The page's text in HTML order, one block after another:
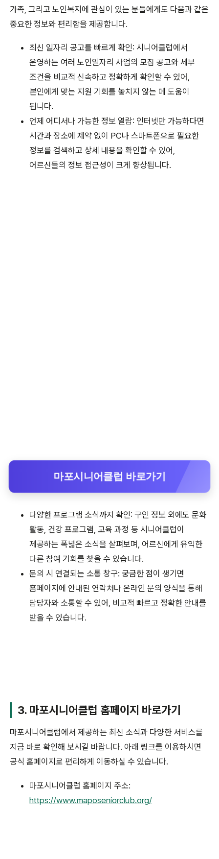
가족, 그리고 노인복지에 관심이 있는 분들에게도 다음과 같은
중요한 정보와 편리함을 제공합니다.
최신 일자리 공고를 빠르게 확인: 시니어클럽에서
운영하는 여러 노인일자리 사업의 모집 공고와 세부
조건을 비교적 신속하고 정확하게 확인할 수 있어,
본인에게 맞는 지원 기회를 놓치지 않는 데 도움이
됩니다.
언제 어디서나 가능한 정보 열람: 인터넷만 가능하다면
시간과 장소에 제약 없이 PC나 스마트폰으로 필요한
정보를 검색하고 상세 내용을 확인할 수 있어,
어르신들의 정보 접근성이 크게 향상됩니다.
마포시니어클럽 바로가기
다양한 프로그램 소식까지 확인: 구인 정보 외에도 문화
활동, 건강 프로그램, 교육 과정 등 시니어클럽이
제공하는 폭넓은 소식을 살펴보며, 어르신에게 유익한
다른 참여 기회를 찾을 수 있습니다.
문의 시 연결되는 소통 창구: 궁금한 점이 생기면
홈페이지에 안내된 연락처나 온라인 문의 양식을 통해
담당자와 소통할 수 있어, 비교적 빠르고 정확한 안내를
받을 수 있습니다.
3. 마포시니어클럽 홈페이지 바로가기
마포시니어클럽에서 제공하는 최신 소식과 다양한 서비스를
지금 바로 확인해 보시길 바랍니다. 아래 링크를 이용하시면
공식 홈페이지로 편리하게 이동하실 수 있습니다.
마포시니어클럽 홈페이지 주소:
https://www.maposeniorclub.org/